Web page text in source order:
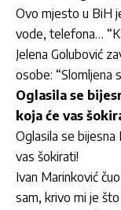
Ovo mjesto u BiH
vode, telefona…
Jelena Golubović
osobe: “Slomljena
Oglasila se
koja će vas
Oglasila se bijesna
vas šokirati!
Ivan Marinković
sam, krivo mi je